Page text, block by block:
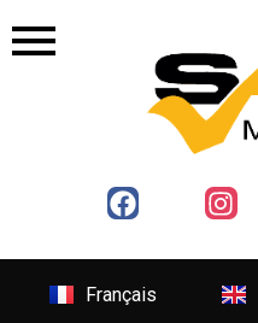
Français